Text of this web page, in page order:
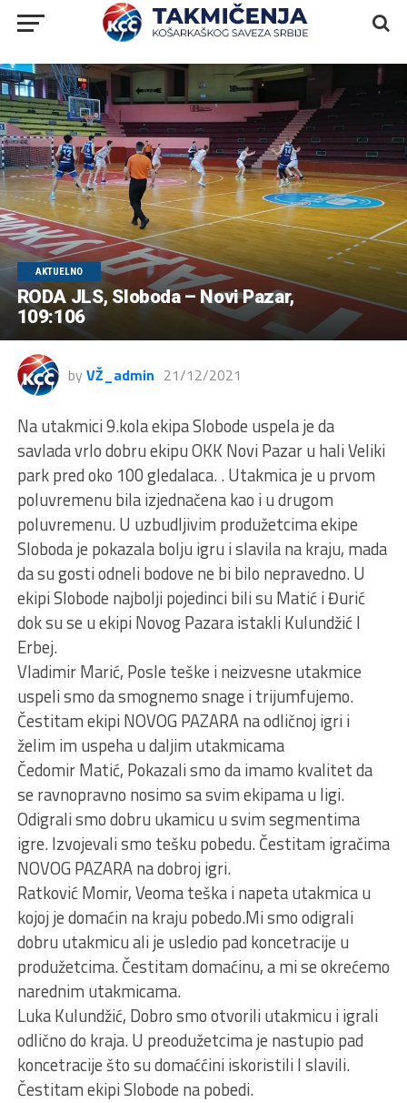
AKTUELNO
RODA JLS, Sloboda – Novi Pazar,
109:106
by VŽ_admin 21/12/2021
Na utakmici 9.kola ekipa Slobode uspela je da
savlada vrlo dobru ekipu OKK Novi Pazar u hali Veliki
park pred oko 100 gledalaca. . Utakmica je u prvom
poluvremenu bila izjednačena kao i u drugom
poluvremenu. U uzbudljivim produžetcima ekipe
Sloboda je pokazala bolju igru i slavila na kraju, mada
da su gosti odneli bodove ne bi bilo nepravedno. U
ekipi Slobode najbolji pojedinci bili su Matić i Đurić
dok su se u ekipi Novog Pazara istakli Kulundžić I
Erbej.
Vladimir Marić, Posle teške i neizvesne utakmice
uspeli smo da smognemo snage i trijumfujemo.
Čestitam ekipi NOVOG PAZARA na odličnoj igri i
želim im uspeha u daljim utakmicama
Čedomir Matić, Pokazali smo da imamo kvalitet da
se ravnopravno nosimo sa svim ekipama u ligi.
Odigrali smo dobru ukamicu u svim segmentima
igre. Izvojevali smo tešku pobedu. Čestitam igračima
NOVOG PAZARA na dobroj igri.
Ratković Momir, Veoma teška i napeta utakmica u
kojoj je domaćin na kraju pobedo.Mi smo odigrali
dobru utakmicu ali je usledio pad koncetracije u
produžetcima. Čestitam domaćinu, a mi se okrećemo
narednim utakmicama.
Luka Kulundžić, Dobro smo otvorili utakmicu i igrali
odlično do kraja. U preodužetcima je nastupio pad
koncetracije što su domaććini iskoristili I slavili.
Čestitam ekipi Slobode na pobedi.